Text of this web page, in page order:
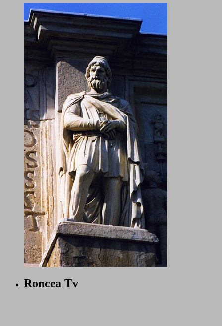
Roncea Tv